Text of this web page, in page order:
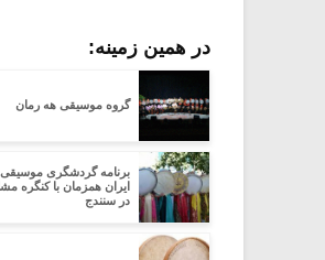
در همین زمینه:
گروه موسیقی هه رمان
برنامه گردشگری
ایران همزمان با کنگره
در سنندج